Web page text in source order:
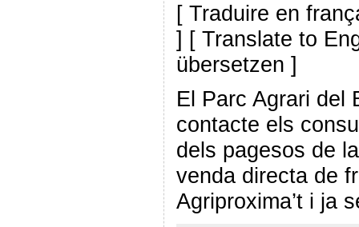
[ Traduire en
] [ Translate to
übersetzen ]
El Parc Agrari del
contacte els
dels pagesos de
venda directa de
Agriproxima’t i ja